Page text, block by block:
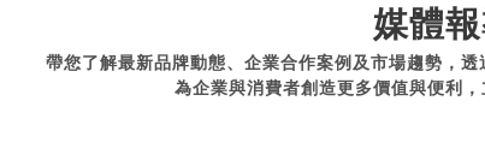
媒體
帶您了解最新品牌動態、企業合作案例及市場趨勢，
為企業與消費者創造更多價值與便利